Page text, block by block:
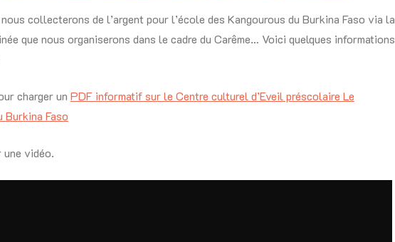
collecterons de l’argent pour l’école des Kangourous du Burkina Faso via la
que nous organiserons dans le cadre du Carême… Voici quelques informations
charger un PDF informatif sur le Centre culturel d’Eveil préscolaire Le
Burkina Faso
vidéo.